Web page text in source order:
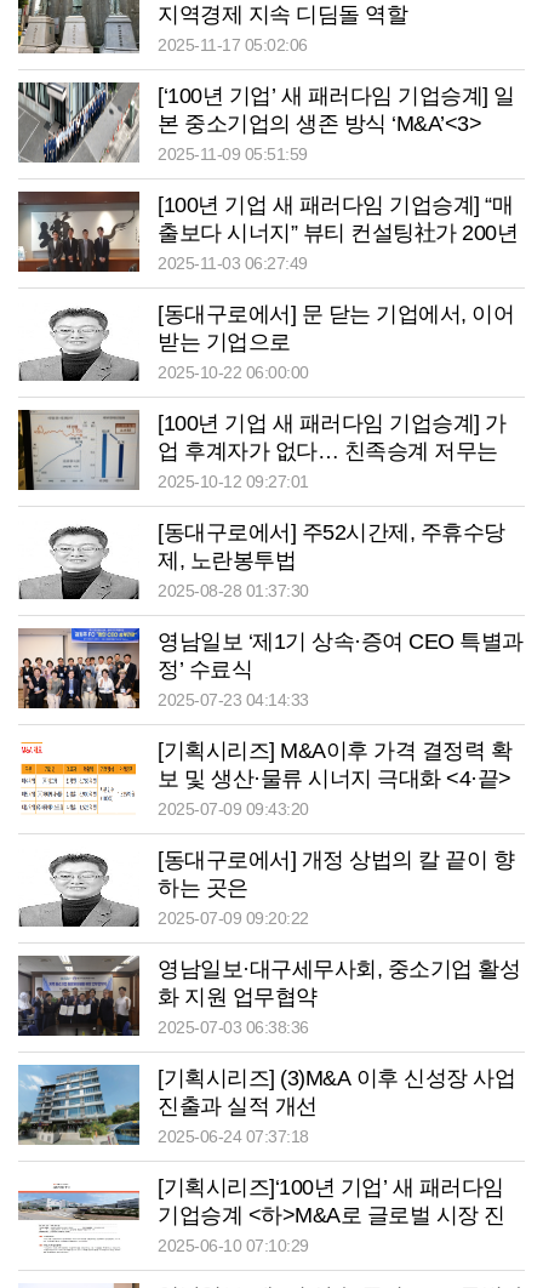
지역경제 지속 디딤돌 역할
2025-11-17 05:02:06
[‘100년 기업’ 새 패러다임 기업승계] 일
본 중소기업의 생존 방식 ‘M&A’<3>
2025-11-09 05:51:59
[100년 기업 새 패러다임 기업승계] “매
출보다 시너지” 뷰티 컨설팅社가 200년
전통주 기업 인수
2025-11-03 06:27:49
[동대구로에서] 문 닫는 기업에서, 이어
받는 기업으로
2025-10-22 06:00:00
[100년 기업 새 패러다임 기업승계] 가
업 후계자가 없다… 친족승계 저무는
‘노포 왕국’ 일본
2025-10-12 09:27:01
[동대구로에서] 주52시간제, 주휴수당
제, 노란봉투법
2025-08-28 01:37:30
영남일보 ‘제1기 상속·증여 CEO 특별과
정’ 수료식
2025-07-23 04:14:33
[기획시리즈] M&A이후 가격 결정력 확
보 및 생산·물류 시너지 극대화 <4·끝>
2025-07-09 09:43:20
[동대구로에서] 개정 상법의 칼 끝이 향
하는 곳은
2025-07-09 09:20:22
영남일보·대구세무사회, 중소기업 활성
화 지원 업무협약
2025-07-03 06:38:36
[기획시리즈] (3)M&A 이후 신성장 사업
진출과 실적 개선
2025-06-24 07:37:18
[기획시리즈]‘100년 기업’ 새 패러다임
기업승계 <하>M&A로 글로벌 시장 진
출
2025-06-10 07:10:29